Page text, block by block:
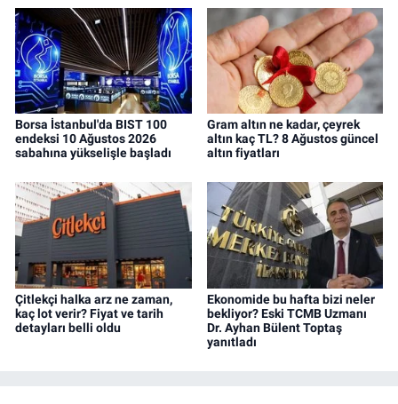
Borsa İstanbul'da BIST 100
endeksi 10 Ağustos 2026
sabahına yükselişle başladı
Gram altın ne kadar, çeyrek
altın kaç TL? 8 Ağustos güncel
altın fiyatları
Çitlekçi halka arz ne zaman,
kaç lot verir? Fiyat ve tarih
detayları belli oldu
Ekonomide bu hafta bizi neler
bekliyor? Eski TCMB Uzmanı
Dr. Ayhan Bülent Toptaş
yanıtladı